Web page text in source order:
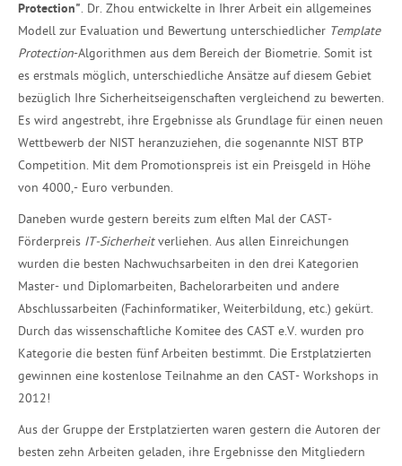
Protection". Dr. Zhou entwickelte in Ihrer Arbeit ein allgemeines
Modell zur Evaluation und Bewertung unterschiedlicher Template
Protection-Algorithmen aus dem Bereich der Biometrie. Somit ist
es erstmals möglich, unterschiedliche Ansätze auf diesem Gebiet
bezüglich Ihre Sicherheitseigenschaften vergleichend zu bewerten.
Es wird angestrebt, ihre Ergebnisse als Grundlage für einen neuen
Wettbewerb der NIST heranzuziehen, die sogenannte NIST BTP
Competition. Mit dem Promotionspreis ist ein Preisgeld in Höhe
von 4000,- Euro verbunden.
Daneben wurde gestern bereits zum elften Mal der CAST-
Förderpreis IT-Sicherheitverliehen. Aus allen Einreichungen
wurden die besten Nachwuchsarbeiten in den drei Kategorien
Master- und Diplomarbeiten, Bachelorarbeiten und andere
Abschlussarbeiten (Fachinformatiker, Weiterbildung, etc.) gekürt.
Durch das wissenschaftliche Komitee des CAST e.V. wurden pro
Kategorie die besten fünf Arbeiten bestimmt. Die Erstplatzierten
gewinnen eine kostenlose Teilnahme an den CAST- Workshops in
2012!
Aus der Gruppe der Erstplatzierten waren gestern die Autoren der
besten zehn Arbeiten geladen, ihre Ergebnisse den Mitgliedern